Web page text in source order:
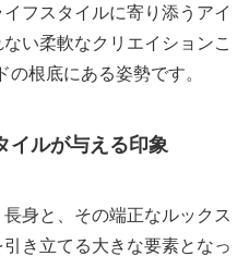
フスタイルに寄り添うアイ
い柔軟なクリエイションこ
根底にある姿勢です。
イルが与える印象
身と、その端正なルックス
き立てる大きな要素となっ